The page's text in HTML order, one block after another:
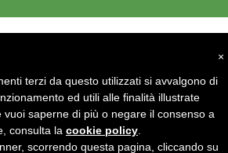
×
terzi da questo utilizzati si avvalgono di
ed utili alle finalità illustrate
vuoi saperne di più o negare il consenso a
consulta la cookie policy
scorrendo questa pagina, cliccando su